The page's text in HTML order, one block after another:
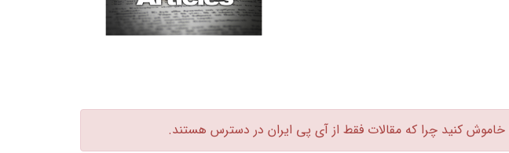
خاموش کنید چرا که مقالات فقط از آی پی ایران در دسترس هستند.‏